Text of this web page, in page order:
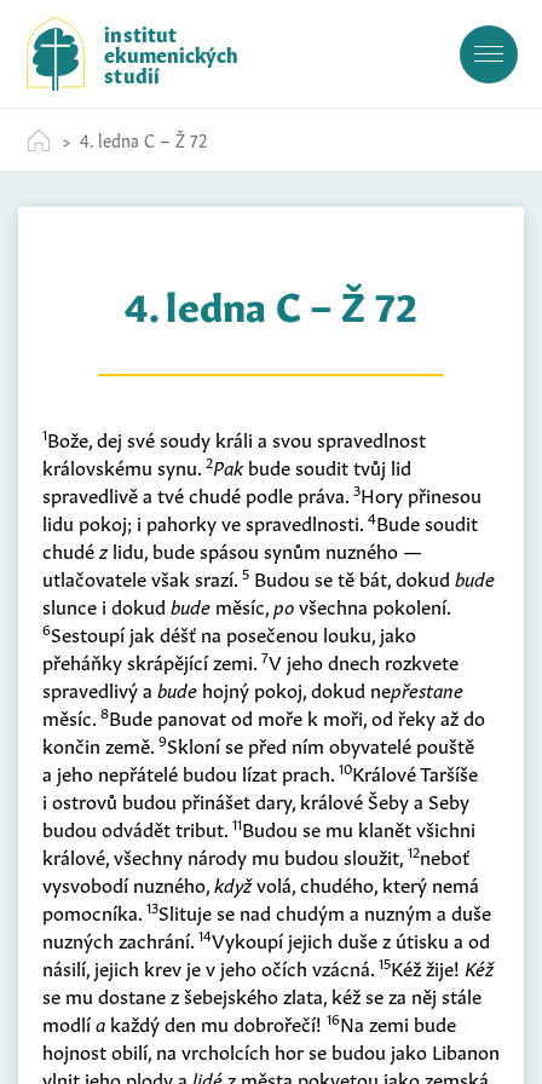
c
institut
ekumenických
studií
4. ledna C – Ž 72
4. ledna C – Ž 72
1Bože, dej své soudy králi a svou spravedlnost
královskému synu. 2Pakbude soudit tvůj lid
spravedlivě a tvé chudé podle práva. 3Hory přinesou
lidu pokoj; i pahorky ve spravedlnosti. 4Bude soudit
chudéz lidu, bude spásou synům nuzného —
utlačovatele však srazí. 5 Budou se tě bát, dokud bude
slunce i dokud bude měsíc,povšechna pokolení.
6Sestoupí jak déšť na posečenou louku, jako
přeháňky skrápějící zemi. 7V jeho dnech rozkvete
spravedlivý a bude hojný pokoj, dokud nepřestane
měsíc. 8Bude panovat od moře k moři, od řeky až do
končin země. 9Skloní se před ním obyvatelé pouště
a jeho nepřátelé budou lízat prach. 10Králové Taršíše
i ostrovů budou přinášet dary, králové Šeby a Seby
budou odvádět tribut. 11Budou se mu klanět všichni
králové, všechny národy mu budou sloužit, 12neboť
vysvobodí nuzného,kdyžvolá, chudého, který nemá
pomocníka. 13Slituje se nad chudým a nuzným a duše
nuzných zachrání. 14Vykoupí jejich duše z útisku a od
násilí, jejich krev je v jeho očích vzácná. 15Kéž žije! Kéž
se mu dostane z šebejského zlata, kéž se za něj stále
modlía každý den mu dobrořečí! 16Na zemi bude
hojnost obilí, na vrcholcích hor se budou jako Libanon
vlnit jeho plody a lidéz města pokvetou jako zemská